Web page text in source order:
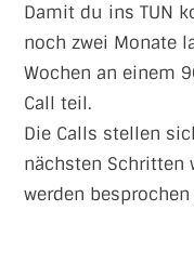
Damit du ins TUN
noch zwei Monate
Wochen an einem
Call teil.
Die Calls stellen
nächsten Schritten
werden